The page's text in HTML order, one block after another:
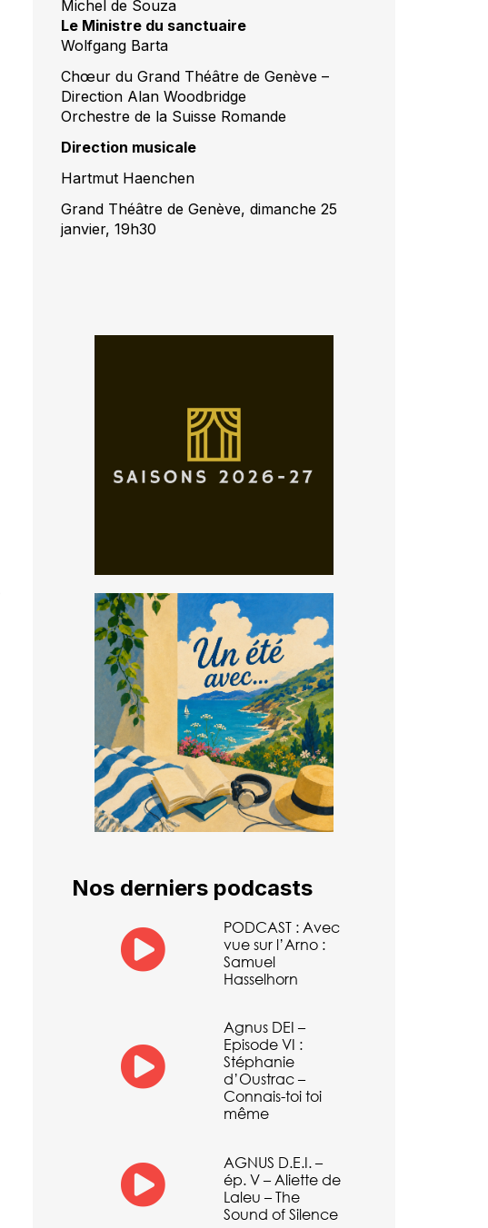
Michel de Souza
Le Ministre du sanctuaire
Wolfgang Barta
Chœur du Grand Théâtre de Genève –
Direction Alan Woodbridge
Orchestre de la Suisse Romande
Direction musicale
Hartmut Haenchen
Grand Théâtre de Genève, dimanche 25
janvier, 19h30
Nos derniers podcasts
PODCAST : Avec
vue sur l’Arno :
Samuel
Hasselhorn
Agnus DEI –
Episode VI :
Stéphanie
d’Oustrac –
Connais-toi toi
même
AGNUS D.E.I. –
ép. V – Aliette de
Laleu – The
Sound of Silence